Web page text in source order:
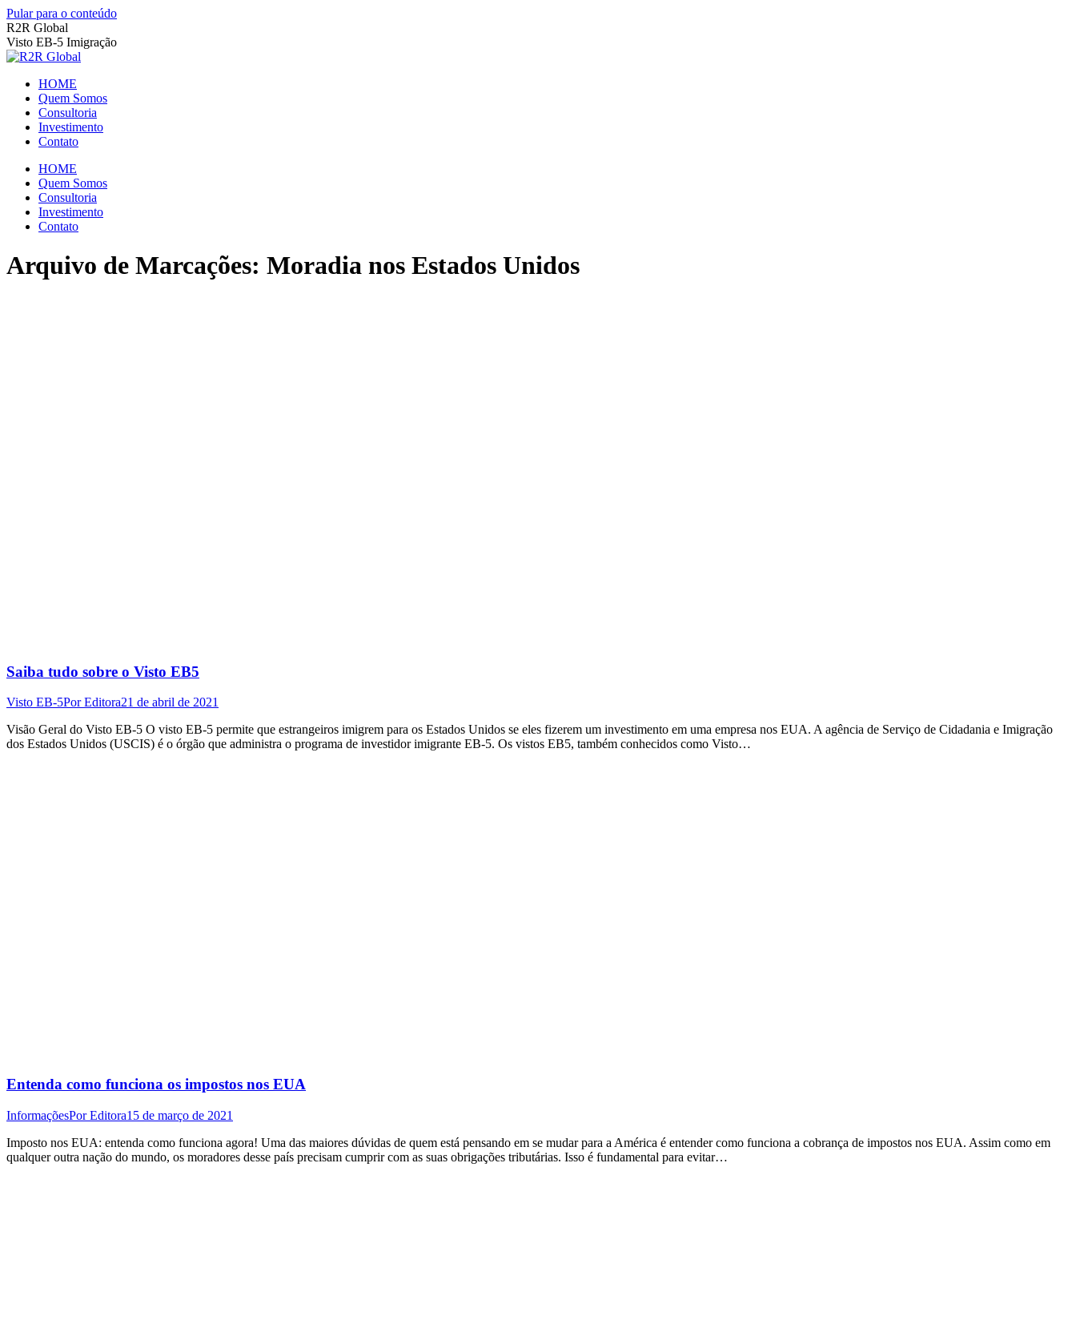
Pular para o conteúdo
R2R Global
Visto EB-5 Imigração
HOME
Quem Somos
Consultoria
Investimento
Contato
HOME
Quem Somos
Consultoria
Investimento
Contato
Arquivo de Marcações: Moradia nos Estados Unidos
Saiba tudo sobre o Visto EB5
Visto EB-5PorEditora21 de abril de 2021
Visão Geral do Visto EB-5 O visto EB-5 permite que estrangeiros imigrem para os Estados Unidos se eles fizerem um investimento em uma empresa nos EUA. A agência de Serviço de Cidadania e Imigração
dos Estados Unidos (USCIS) é o órgão que administra o programa de investidor imigrante EB-5. Os vistos EB5, também conhecidos como Visto…
Entenda como funciona os impostos nos EUA
InformaçõesPorEditora15 de março de 2021
Imposto nos EUA: entenda como funciona agora! Uma das maiores dúvidas de quem está pensando em se mudar para a América é entender como funciona a cobrança de impostos nos EUA. Assim como em
qualquer outra nação do mundo, os moradores desse país precisam cumprir com as suas obrigações tributárias. Isso é fundamental para evitar…